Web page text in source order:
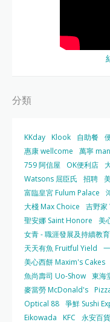
分類
KKday Klook 自助餐
惠康 wellcome
萬寧
759 阿信屋
OK便利店
Watsons 屈臣氏
招聘
富臨皇宮 Fulum Palace
大棧 Max Choice
吉野家
聖安娜 Saint Honore
美
女青 - 職涯發展及持續教
天天有魚 Fruitful Yield
美心西餅 Maxim's Cakes
魚尚壽司 Uo-Show 東海
麥當勞 McDonald's
Optical 88 爭鮮 Sushi
Eikowada
KFC 永安百